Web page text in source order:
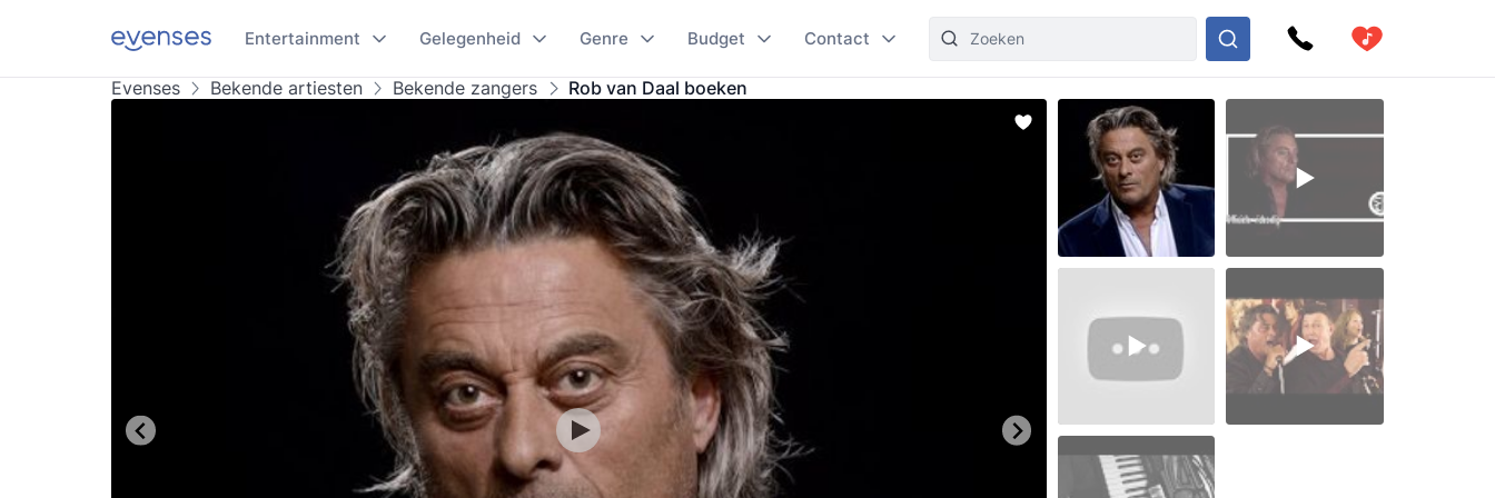
Entertainment Gelegenheid Genre Budget Contact
Evenses Bekende artiesten Bekende zangers Rob van Daal boeken